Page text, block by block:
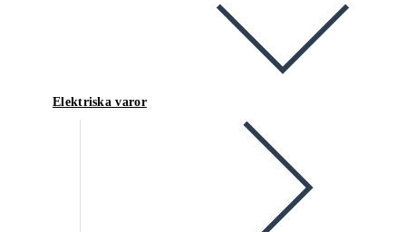
Elektriska varor